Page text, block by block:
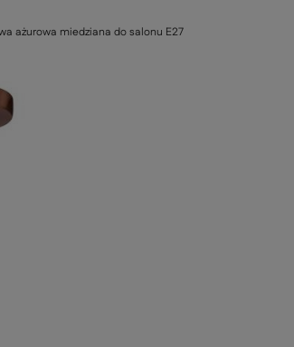
ażurowa miedziana do salonu E27